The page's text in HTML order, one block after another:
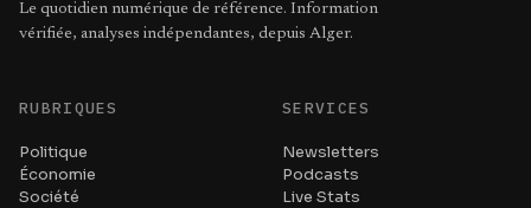
Le quotidien numérique de référence. Information
vérifiée, analyses indépendantes, depuis Alger.
RUBRIQUES
Politique
Économie
Société
SERVICES
Newsletters
Podcasts
Live Stats